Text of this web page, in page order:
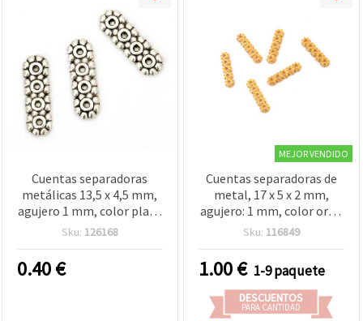
Cuentas separadoras
metálicas 13,5 x 4,5 mm,
agujero 1 mm, color plata
antigua - 20 piezas
Sku: 126168
0.40€
MEJOR VENDIDO
Cuentas separadoras de
metal, 17 x 5 x 2 mm,
agujero: 1 mm, color oro -
20 piezas
Sku: 116849
1.00€ 1-9 paquete
DESCUENTOS
PARA CANTIDAD